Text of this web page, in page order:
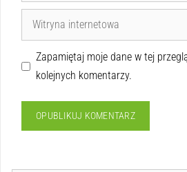
Zapamiętaj moje dane w tej
kolejnych komentarzy.